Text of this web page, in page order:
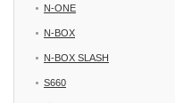
N-ONE
N-BOX
N-BOX SLASH
S660